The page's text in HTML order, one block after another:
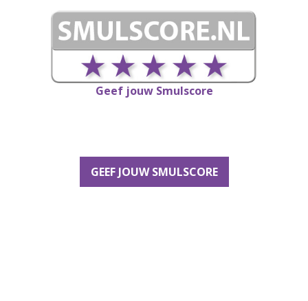
Geef jouw Smulscore
GEEF JOUW SMULSCORE